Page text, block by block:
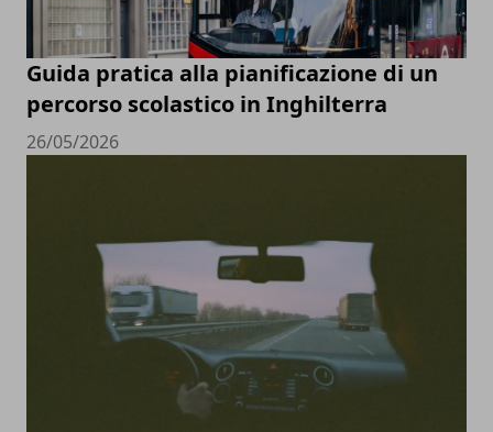
Guida pratica alla pianificazione di un
percorso scolastico in Inghilterra
26/05/2026